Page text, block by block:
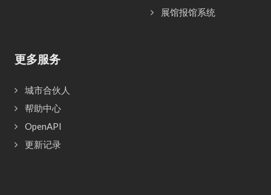
展馆报馆系统
更多服务
城市合伙人
帮助中心
OpenAPI
更新记录